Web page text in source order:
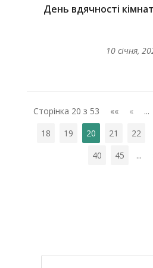
День вдячності
10 січня,
Сторінка 20 з 53 «« « ...
18
19 20 21 22
40
45 ...